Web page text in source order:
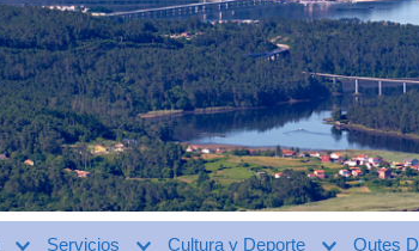
Servicios Cultura y Deporte Outes